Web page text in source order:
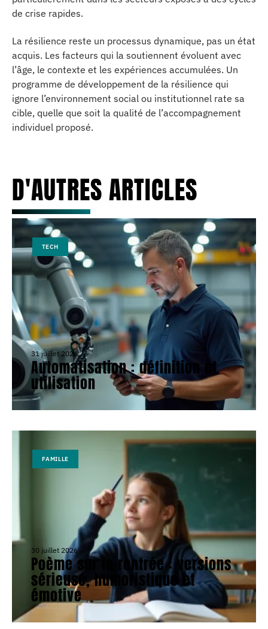
de crise rapides.
La résilience reste un processus dynamique, pas un état
acquis. Les facteurs qui la soutiennent évoluent avec
l’âge, le contexte et les expériences accumulées. Un
programme de développement de la résilience qui
ignore l’environnement social ou institutionnel rate sa
cible, quelle que soit la qualité de l’accompagnement
individuel proposé.
D'AUTRES ARTICLES
TECH
31 juillet 2026
Automatisation : définition et
utilisation
FAMILLE
30 juillet 2026
Poème sur la rentrée : versions
sérieuse, humoristique et
émotive